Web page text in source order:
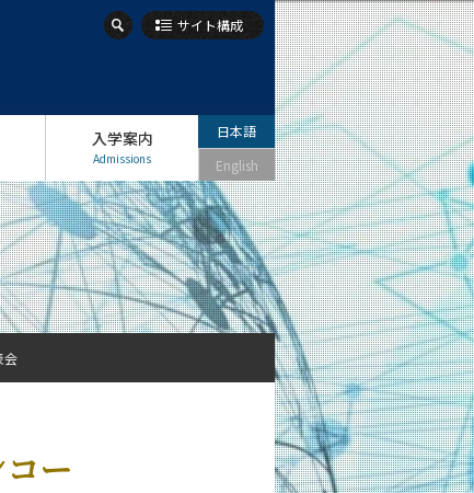
サイト構成
入学案内
Admissions
日本語
English
ー
会